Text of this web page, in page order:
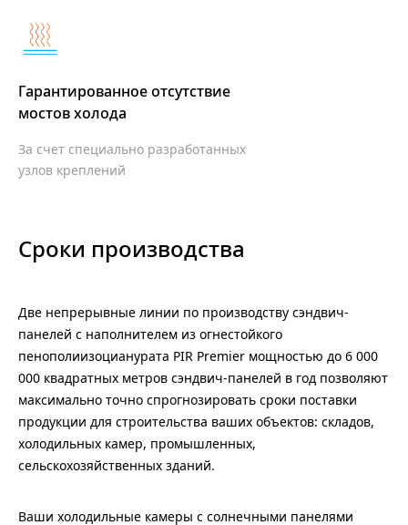
Гарантированное отсутствие
мостов холода
За счет специально разработанных
узлов креплений
Сроки производства
Две непрерывные линии по производству сэндвич-
панелей с наполнителем из огнестойкого
пенополиизоцианурата PIR Premier мощностью до 6 000
000 квадратных метров сэндвич-панелей в год позволяют
максимально точно спрогнозировать сроки поставки
продукции для строительства ваших объектов: складов,
холодильных камер, промышленных,
сельскохозяйственных зданий.
Ваши холодильные камеры с солнечными панелями